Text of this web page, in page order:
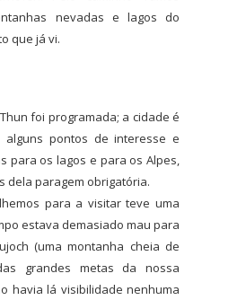
nevadas e lagos do
que já vi.
foi programada; a cidade é
alguns pontos de interesse e
para os lagos e para os Alpes,
dela paragem obrigatória.
para a visitar teve uma
estava demasiado mau para
(uma montanha cheia de
grandes metas da nossa
havia lá visibilidade nenhuma